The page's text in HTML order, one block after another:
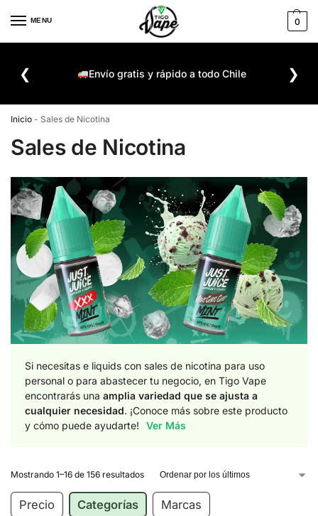
MENU 0
❮ Envío gratis y rápido a todo Chile ❯
Inicio - Sales de Nicotina
Sales de Nicotina
Si necesitas e liquids con sales de nicotina para uso
personal o para abastecer tu negocio, en Tigo Vape
encontrarás una amplia variedad que se ajusta a
cualquier necesidad. ¡Conoce más sobre este producto
y cómo puede ayudarte!
Ver Más
Mostrando 1–16 de 156 resultados
Precio Categorías Marcas